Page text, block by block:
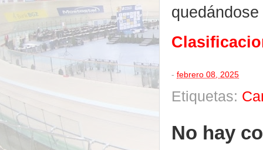
- febrero 08, 2025
Etiquetas:
No hay